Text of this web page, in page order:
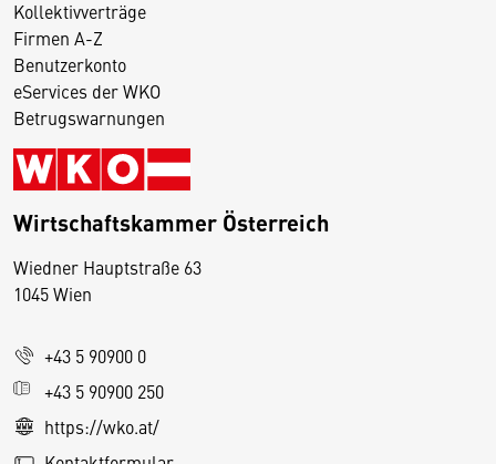
Kollektivverträge
Firmen A-Z
Benutzerkonto
eServices der WKO
Betrugswarnungen
Wirtschaftskammer Österreich
Wiedner Hauptstraße 63
1045 Wien
+43 5 90900 0
+43 5 90900 250
https://wko.at/
D
s
e
S
e